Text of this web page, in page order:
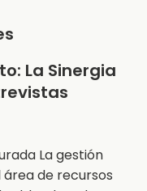
La Sinergia
La gestión
de recursos